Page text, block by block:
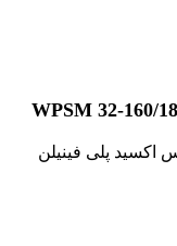
اکسید پلی فینیلن